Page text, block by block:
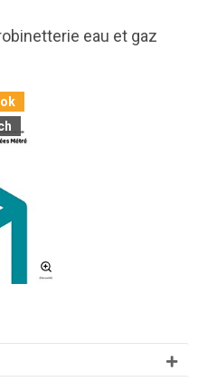
eau et gaz